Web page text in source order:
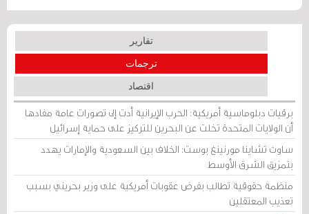
تقارير
ترجمات
اقتصاد
برقيات دبلوماسية أمريكية: الحرب الإيرانية أدت إلى تصورات عامة مفادها
أن الولايات المتحدة تخلت عن البحرين للتركيز على حماية إسرائيل
ساوث تشاينا مورنينغ بوست: الخلاف بين السعودية والإمارات يهدد
بتمزيق الشرق الأوسط
منظمة حقوقية تطالب بفرض عقوبات أمريكية على وزير بحريني بسبب
تعذيب المعتقلين